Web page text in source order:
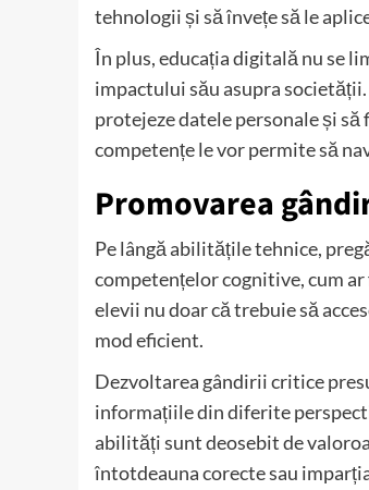
tehnologii și să învețe să le
În plus, educația digitală nu se
impactului său asupra
protejeze datele personale și
competențe le vor permite să
Promovarea
Pe lângă abilitățile tehnice,
competențelor cognitive, cum
elevii nu doar că trebuie să
mod eficient.
Dezvoltarea gândirii critice
informațiile din diferite
abilități sunt deosebit de
întotdeauna corecte sau